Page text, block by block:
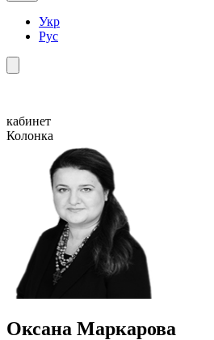
Укр
Рус
кабинет
Колонка
Оксана Маркарова